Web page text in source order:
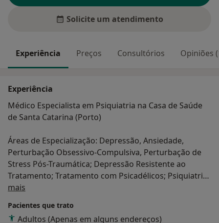
Solicite um atendimento
Experiência Preços Consultórios Opiniões
Experiência
Médico Especialista em Psiquiatria na Casa de Saúde
de Santa Catarina (Porto)
Áreas de Especialização: Depressão, Ansiedade,
Perturbação Obsessivo-Compulsiva, Perturbação de
Stress Pós-Traumática; Depressão Resistente ao
Tratamento; Tratamento com Psicadélicos; Psiquiatria
Social e Cultural.
Doutorando em Medicina pela Escola de Medicina da
mais
Pacientes que trato
Adultos (Apenas em alguns endereços)